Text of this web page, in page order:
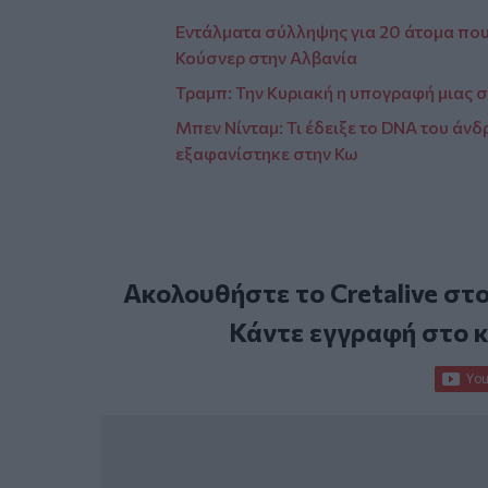
Εντάλματα σύλληψης για 20 άτομα
Κούσνερ στην Αλβανία
Τραμπ: Την Κυριακή η υπογραφή μιας
Μπεν Νίνταμ: Τι έδειξε το DNA του
εξαφανίστηκε στην Κω
Ακολουθήστε το Cretalive
Κάντε εγγραφή στο